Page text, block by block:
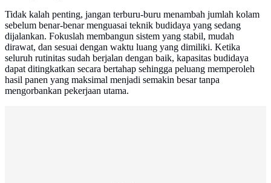
Tidak kalah penting, jangan terburu-buru menambah jumlah kolam
sebelum benar-benar menguasai teknik budidaya yang sedang
dijalankan. Fokuslah membangun sistem yang stabil, mudah
dirawat, dan sesuai dengan waktu luang yang dimiliki. Ketika
seluruh rutinitas sudah berjalan dengan baik, kapasitas budidaya
dapat ditingkatkan secara bertahap sehingga peluang memperoleh
hasil panen yang maksimal menjadi semakin besar tanpa
mengorbankan pekerjaan utama.